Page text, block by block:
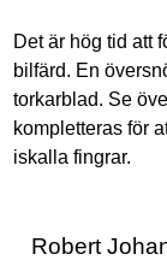
Det är hög tid att
bilfärd. En
torkarblad. Se
kompletteras för
iskalla fingrar.
Robert